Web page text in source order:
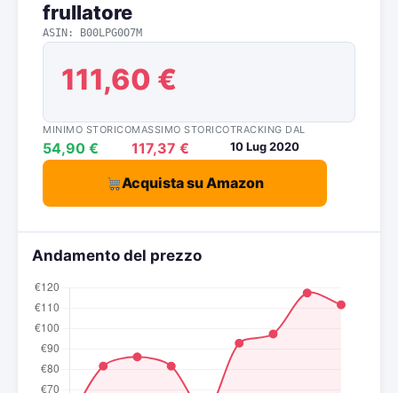
frullatore
ASIN: B00LPG0O7M
111,60 €
MINIMO STORICO
54,90 €
MASSIMO STORICO
117,37 €
TRACKING DAL
10 Lug 2020
Acquista su Amazon
Andamento del prezzo